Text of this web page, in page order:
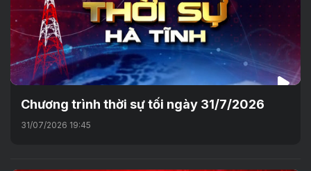
Chương trình thời sự tối ngày 31/7/2026
31/07/2026 19:45